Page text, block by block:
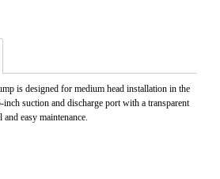
is designed for medium head installation in the
suction and discharge port with a transparent
easy maintenance.